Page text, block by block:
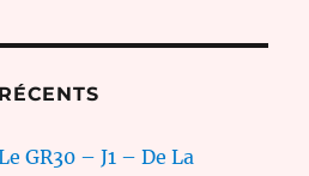
GR30 – J1 – De La